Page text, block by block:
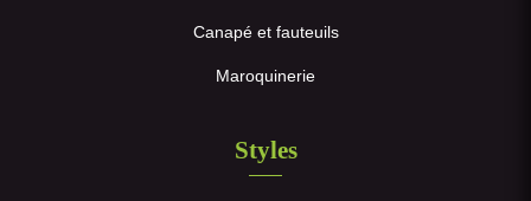
Canapé et fauteuils
Maroquinerie
Styles